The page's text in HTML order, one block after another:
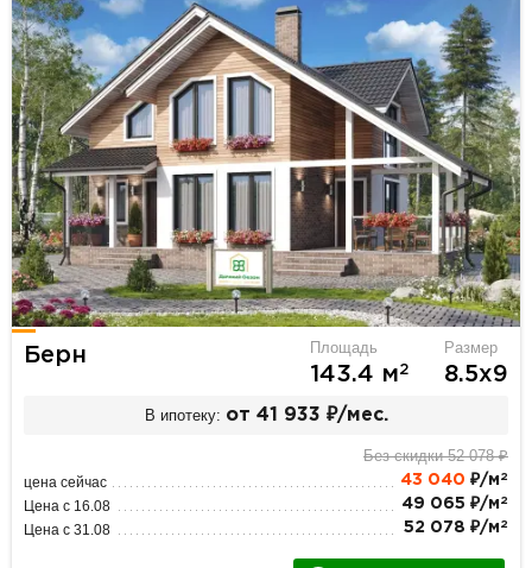
Берн Площадь
143.4 м2
Размер
8.5х9
В ипотеку: от 41 933 ₽/мес.
Без скидки 52 078 ₽
цена сейчас 43 040 ₽/м 2
Цена с 16.08 49 065 ₽/м 2
Цена с 31.08 52 078 ₽/м 2